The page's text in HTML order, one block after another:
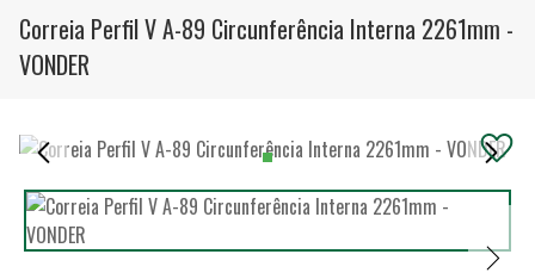
Correia Perfil V A-89 Circunferência Interna 2261mm -
VONDER